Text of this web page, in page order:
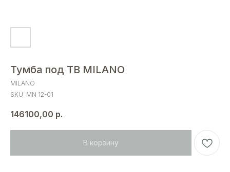
Тумба под ТВ MILANO
MILANO
SKU: MN 12-01
146100,00 р.
В корзину